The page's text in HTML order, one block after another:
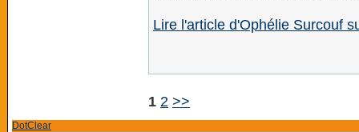
Lire l'article d'Ophélie Surcouf
1 2 >>
DotClear